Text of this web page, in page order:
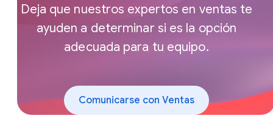
Deja que nuestros expertos en ventas te
ayuden a determinar si es la opción
adecuada para tu equipo.
Comunicarse con Ventas